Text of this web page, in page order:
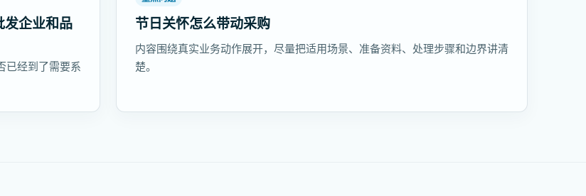
发企业和品
已经到了需要系
节日关怀怎么带动采购
内容围绕真实业务动作展开，尽量把适用场景、准备资料、处理步骤和边界讲清
楚。